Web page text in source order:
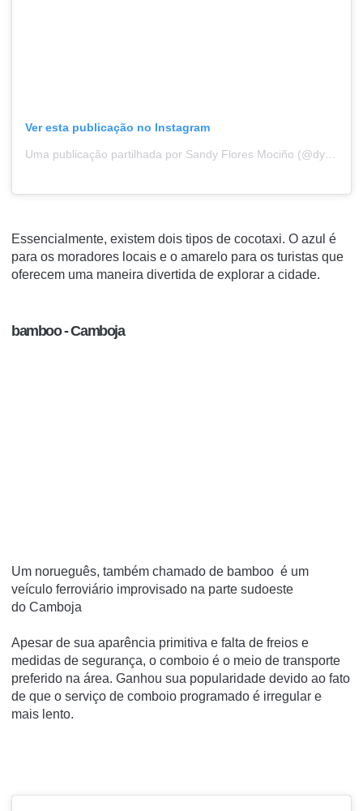
Ver esta publicação no Instagram
Essencialmente, existem dois tipos de cocotaxi. O azul é
para os moradores locais e o amarelo para os turistas que
oferecem uma maneira divertida de explorar a cidade.
bamboo - Camboja
Um norueguês, também chamado de bamboo é um
veículo ferroviário improvisado na parte sudoeste
do Camboja
Apesar de sua aparência primitiva e falta de freios e
medidas de segurança, o comboio é o meio de transporte
preferido na área. Ganhou sua popularidade devido ao fato
de que o serviço de comboio programado é irregular e
mais lento.